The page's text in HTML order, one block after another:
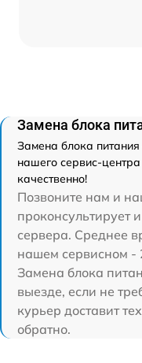
Замена блока
Замена блока
нашего сервис-
качественно!
Позвоните нам и
проконсультирует
сервера. Среднее
нашем сервисном -
Замена блока
выезде, если не
курьер доставит
обратно.